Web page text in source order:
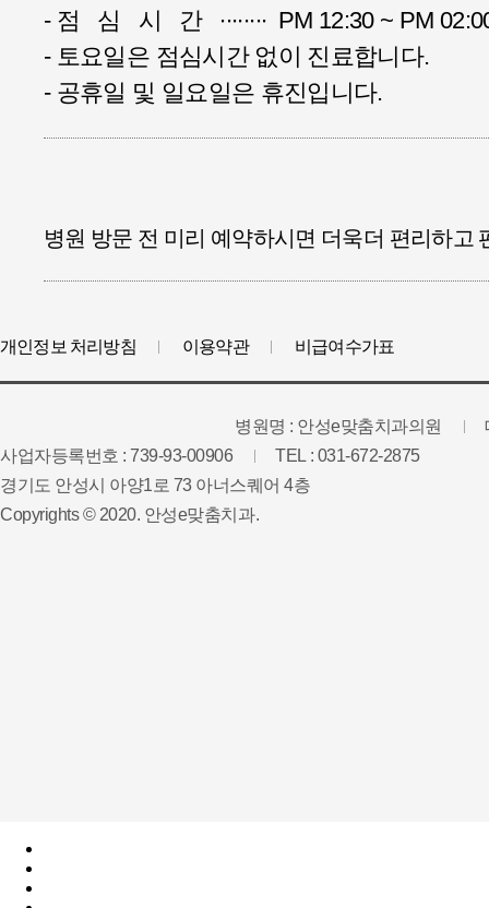
- 점심시간 ∙∙∙∙∙∙∙∙ PM 12:30 ~ PM
- 토요일은 점심시간 없이 진료합니다.
- 공휴일 및 일요일은 휴진입니다.
병원 방문 전 미리 예약하시면 더욱더 편리하고
개인정보 처리방침 이용약관 비급여수가표
병원명 : 안성e맞춤치과의원
사업자등록번호 : 739-93-00906
TEL : 031-672-2875
경기도 안성시 아양1로 73 아너스퀘어 4층
Copyrights © 2020. 안성e맞춤치과.